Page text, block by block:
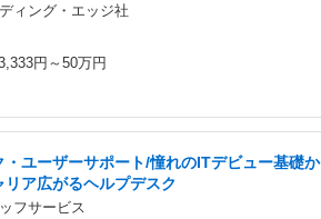
ィング・エッジ社
円～50万円
・ユーザーサポート/憧れのITデビュー基礎か
リア広がるヘルプデスク
フサービス